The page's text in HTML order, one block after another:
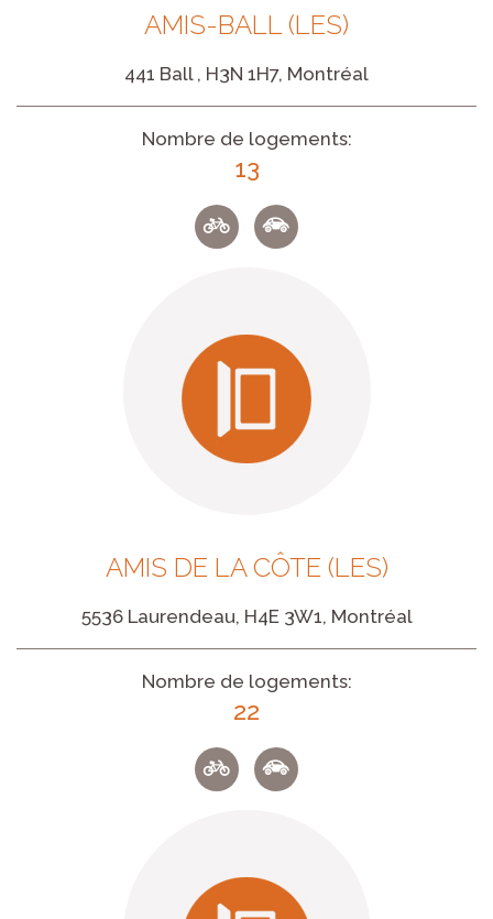
AMIS-BALL (LES)
441 Ball , H3N 1H7, Montréal
Nombre de logements:
13
AMIS DE LA CÔTE (LES)
5536 Laurendeau, H4E 3W1, Montréal
Nombre de logements:
22